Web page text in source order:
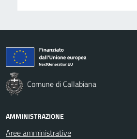
Comune di Callabiana
AMMINISTRAZIONE
Aree amministrative